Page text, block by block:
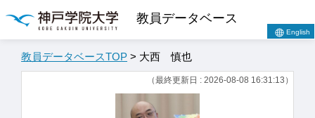
教員データベース
English
教員データベースTOP > 大西 慎也
（最終更新日 : 2026-08-08 16:31:13）